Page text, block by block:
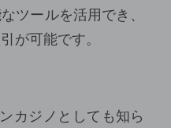
ツールを活用でき、
が可能です。
カジノとしても知ら